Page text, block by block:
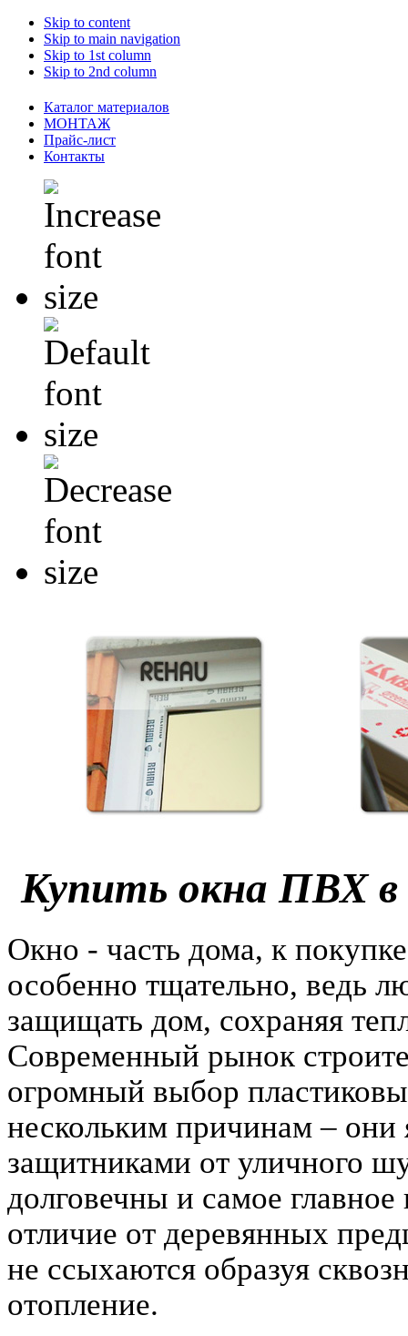
Skip to content
Skip to main navigation
Skip to 1st column
Skip to 2nd column
Каталог материалов
МОНТАЖ
Прайс-лист
Контакты
Купить окна ПВХ в
Окно - часть дома, к
особенно тщательно, ведь
защищать дом, сохраняя
Современный рынок
огромный выбор
нескольким причинам –
защитниками от уличного
долговечны и самое
отличие от деревянных
не ссыхаются образуя
отопление.